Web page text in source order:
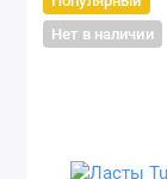
Нет в наличии